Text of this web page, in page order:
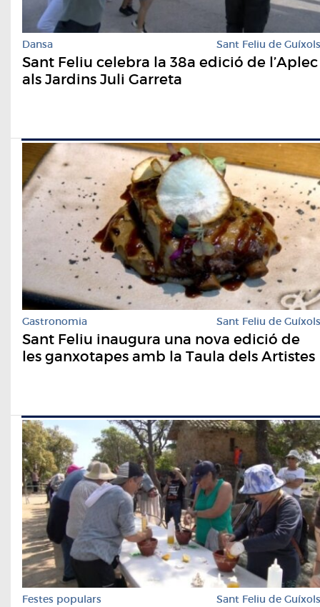
Dansa Sant Feliu de Guíxols
Sant Feliu celebra la 38a edició de l’Aplec
als Jardins Juli Garreta
Gastronomia Sant Feliu de Guíxols
Sant Feliu inaugura una nova edició de
les ganxotapes amb la Taula dels Artistes
Festes populars Sant Feliu de Guíxols